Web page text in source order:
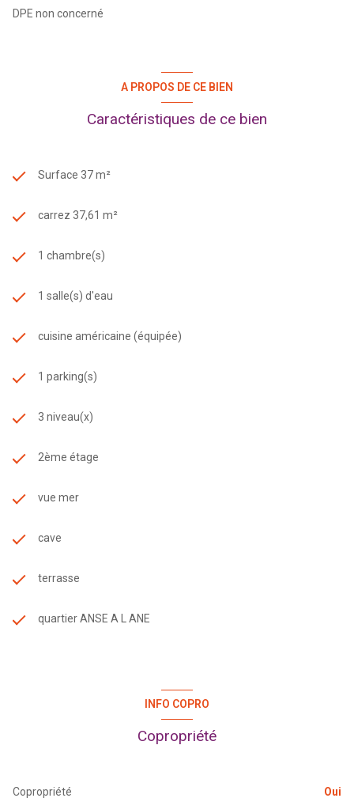
- Honoraires d'agence de 8% à la charge de l'aquéreur
DPE non concerné
A PROPOS DE CE BIEN
Caractéristiques de ce bien
Surface 37 m²
carrez 37,61 m²
1 chambre(s)
1 salle(s) d'eau
cuisine américaine (équipée)
1 parking(s)
3 niveau(x)
2ème étage
vue mer
cave
terrasse
quartier ANSE A L ANE
INFO COPRO
Copropriété
Copropriété Oui